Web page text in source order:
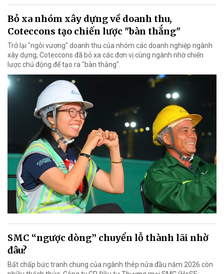
Bỏ xa nhóm xây dựng về doanh thu,
Coteccons tạo chiến lược "bàn thắng"
Trở lại "ngôi vương" doanh thu của nhóm các doanh nghiệp ngành
xây dựng, Coteccons đã bỏ xa các đơn vị cùng ngành nhờ chiến
lược chủ động để tạo ra "bàn thắng".
SMC “ngược dòng” chuyển lỗ thành lãi nhờ
đâu?
Bất chấp bức tranh chung của ngành thép nửa đầu năm 2026 còn